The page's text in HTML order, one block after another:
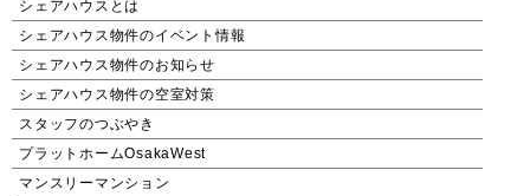
シェアハウスとは
シェアハウス物件のイベント情報
シェアハウス物件のお知らせ
シェアハウス物件の空室対策
スタッフのつぶやき
プラットホームOsakaWest
マンスリーマンション